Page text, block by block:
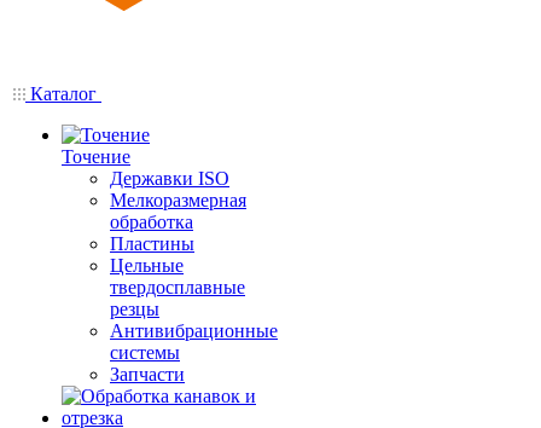
Каталог
Точение
Державки ISO
Мелкоразмерная
обработка
Пластины
Цельные
твердосплавные
резцы
Антивибрационные
системы
Запчасти